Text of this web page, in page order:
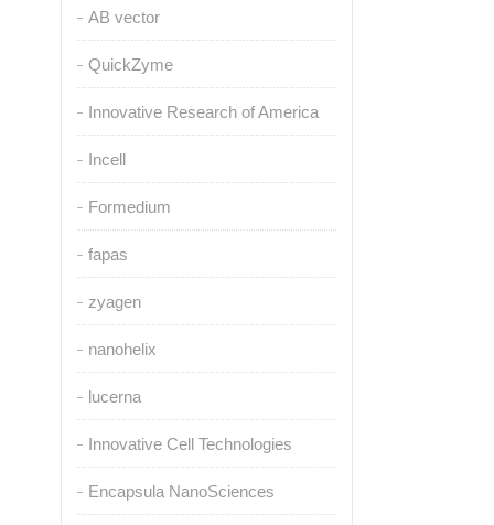
AB vector
QuickZyme
Innovative Research of America
Incell
Formedium
fapas
zyagen
nanohelix
lucerna
Innovative Cell Technologies
Encapsula NanoSciences